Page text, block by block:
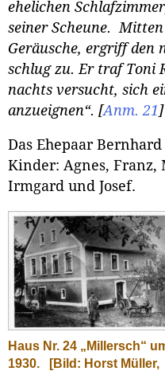
ehelichen
seiner Scheune.
Geräusche, ergriff den
schlug zu. Er traf Toni
nachts versucht, sich
anzueignen“. [Anm. 21 ]
Das Ehepaar
Kinder: Agnes, Franz,
Irmgard und Josef.
Haus Nr. 24 „Millersch“
1930.
[Bild: Horst Müller,